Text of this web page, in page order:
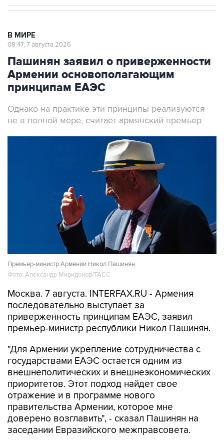
В МИРЕ
08:47, 7 августа 2026
Пашинян заявил о приверженности
Армении основополагающим
принципам ЕАЭС
Однако на практике эти принципы реализуются
не в полной мере, считает армянский премьер
Премьер-министр Армении Никол Пашинян
Фото: Александр Миридонов/ТАСС
Москва. 7 августа. INTERFAX.RU - Армения
последовательно выступает за
приверженность принципам ЕАЭС, заявил
премьер-министр республики Никол Пашинян.
"Для Армении укрепление сотрудничества с
государствами ЕАЭС остается одним из
внешнеполитических и внешнеэкономических
приоритетов. Этот подход найдет свое
отражение и в программе нового
правительства Армении, которое мне
доверено возглавить", - сказал Пашинян на
заседании Евразийского межправсовета.